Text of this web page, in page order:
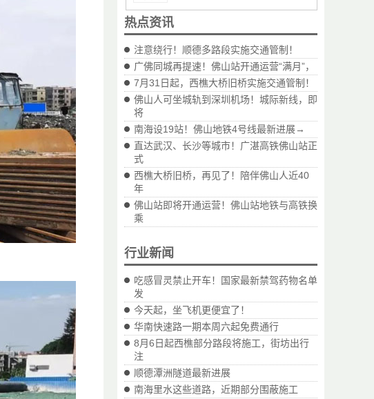
热点资讯
注意绕行！顺德多路段实施交通管制！
广佛同城再提速！佛山站开通运营“满月”，
7月31日起，西樵大桥旧桥实施交通管制！
佛山人可坐城轨到深圳机场！城际新线，即
将
南海设19站！佛山地铁4号线最新进展→
直达武汉、长沙等城市！广湛高铁佛山站正
式
西樵大桥旧桥，再见了！陪伴佛山人近40
年
佛山站即将开通运营！佛山站地铁与高铁换
乘
行业新闻
吃感冒灵禁止开车！国家最新禁驾药物名单
发
今天起，坐飞机更便宜了！
华南快速路一期本周六起免费通行
8月6日起西樵部分路段将施工，街坊出行
注
顺德潭洲隧道最新进展
南海里水这些道路，近期部分围蔽施工